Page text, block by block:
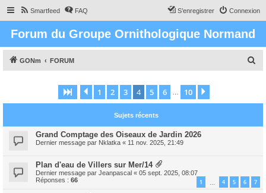
Smartfeed FAQ Connexion
S’enregistrer
Forum du Groupe Ornithologique Normand
GONm FORUM
h
r
Page sur10
Précédente
1 2 3 4 5 6 10
Sujets récents
Grand Comptage des Oiseaux de Jardin 2026
Dernier message par Nklatka « 11 nov. 2025, 21:49
Plan d'eau de Villers sur Mer/14
Dernier message par Jeanpascal « 05 sept. 2025, 08:07
Réponses : 66 1 4 5 6 7